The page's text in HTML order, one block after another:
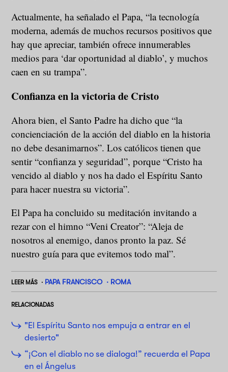
Actualmente, ha señalado el Papa, “la tecnología
moderna, además de muchos recursos positivos que
hay que apreciar, también ofrece innumerables
medios para ‘dar oportunidad al diablo’, y muchos
caen en su trampa”.
Confianza en la victoria de Cristo
Ahora bien, el Santo Padre ha dicho que “la
concienciación de la acción del diablo en la historia
no debe desanimarnos”. Los católicos tienen que
sentir “confianza y seguridad”, porque “Cristo ha
vencido al diablo y nos ha dado el Espíritu Santo
para hacer nuestra su victoria”.
El Papa ha concluido su meditación invitando a
rezar con el himno “Veni Creator”: “Aleja de
nosotros al enemigo, danos pronto la paz. Sé
nuestro guía para que evitemos todo mal”.
LEER MÁS PAPA FRANCISCO ROMA
RELACIONADAS
"El Espíritu Santo nos empuja a entrar en el
desierto"
“¡Con el diablo no se dialoga!” recuerda el Papa
en el Ángelus